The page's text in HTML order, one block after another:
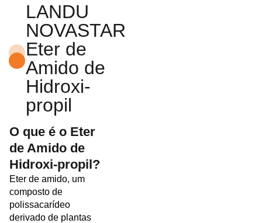
LANDU
NOVASTAR
Eter de
Amido de
Hidroxi-
propil
O que é o Eter
de Amido de
Hidroxi-propil?
Eter de amido, um
composto de
polissacarídeo
derivado de plantas